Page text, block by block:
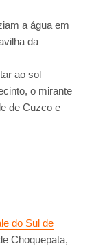
a água em
da
ao sol
o mirante
de Cuzco e
do Sul de
Choquepata,